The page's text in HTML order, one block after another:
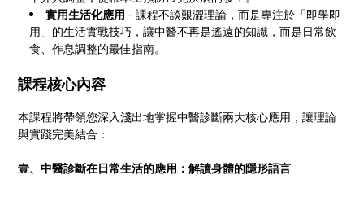
實用生活化應用 - 課程不談艱澀理論，而是專注於「即學即
用」的生活實戰技巧，讓中醫不再是遙遠的知識，而是日常飲
食、作息調整的最佳指南。
課程核心內容
本課程將帶領您深入淺出地掌握中醫診斷兩大核心應用，讓理論
與實踐完美結合：
壹、中醫診斷在日常生活的應用：解讀身體的隱形語言